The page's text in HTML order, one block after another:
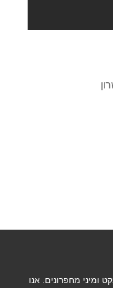
ומיני מחפרונים. אנו